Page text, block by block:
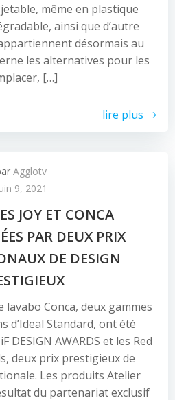
même en plastique
ainsi que d’autre
désormais au
les alternatives pour les
[…]
lire plus
Agglotv
9, 2021
JOY ET CONCA
PAR DEUX PRIX
DE DESIGN
lavabo Conca, deux gammes
d’Ideal Standard, ont été
DESIGN AWARDS et les Red
deux prix prestigieux de
Les produits Atelier
du partenariat exclusif